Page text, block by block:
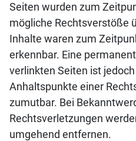
Seiten wurden zum
mögliche Rechtsverstöße
Inhalte waren zum
erkennbar. Eine
verlinkten Seiten ist
Anhaltspunkte einer
zumutbar. Bei
Rechtsverletzungen
umgehend entfernen.